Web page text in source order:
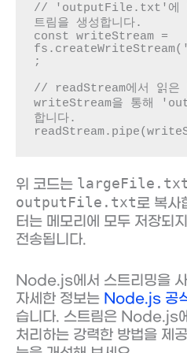
// 'outputFile.txt'에 데
트림을 생성합니다.
const writeStream =
;
// readStream에서 읽은
writeStream을 통해
합니다.
위 코드는 largeFile.txt
outputFile.txt로 복사
터는 메모리에 모두 저장되
전송됩니다.
Node.js에서 스트리밍을
자세한 정보는 Node.js 공
습니다. 스트림은 Node.js
처리하는 강력한 방법을 제